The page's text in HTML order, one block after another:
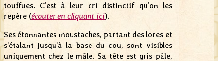
touffues. C’est à leur cri distinctif qu’on les
repère (écouter en cliquant ici).
Ses étonnantes moustaches, partant des lores et
s’étalant jusqu’à la base du cou, sont visibles
uniquement chez le mâle. Sa tête est gris pâle,